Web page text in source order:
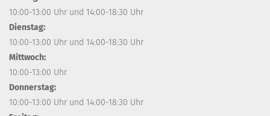
10:00-13:00 Uhr und 14:00-18:30 Uhr
Dienstag:
10:00-13:00 Uhr und 14:00-18:30 Uhr
Mittwoch:
10:00-13:00 Uhr
Donnerstag:
10:00-13:00 Uhr und 14:00-18:30 Uhr